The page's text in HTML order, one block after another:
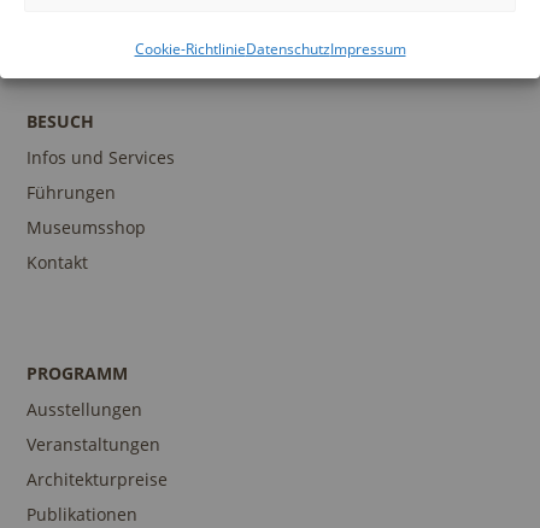
Cookie-RichtlinieDatenschutzImpressum
BESUCH
Infos und Services
Führungen
Museumsshop
Kontakt
PROGRAMM
Ausstellungen
Veranstaltungen
Architekturpreise
Publikationen